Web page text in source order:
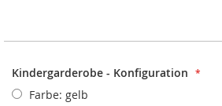
Kindergarderobe - Konfiguration
Farbe: gelb